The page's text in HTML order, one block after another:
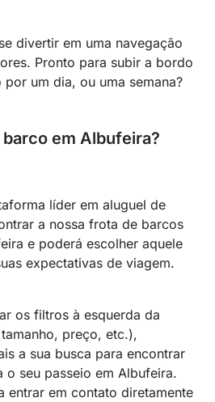
divertir em uma navegação
Pronto para subir a bordo
um dia, ou uma semana?
em Albufeira?
líder em aluguel de
a nossa frota de barcos
e poderá escolher aquele
expectativas de viagem.
os filtros à esquerda da
preço, etc.),
a sua busca para encontrar
seu passeio em Albufeira.
entrar em contato diretamente